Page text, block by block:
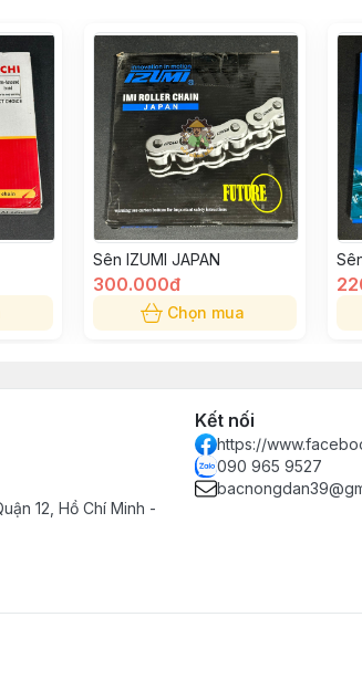
Sên IZUMI JAPAN
300.000đ
Chọn mua
12, Hồ Chí Minh -
Kết nối
https://
090 965 9527